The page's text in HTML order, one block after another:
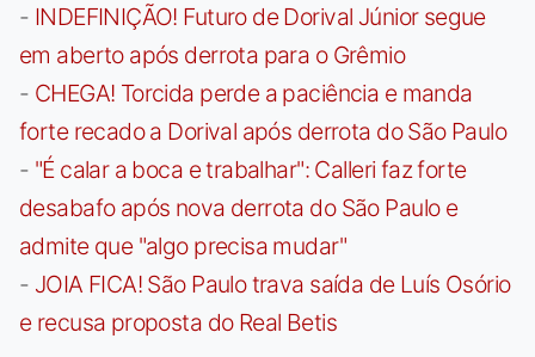
- INDEFINIÇÃO! Futuro de Dorival Júnior segue
em aberto após derrota para o Grêmio
- CHEGA! Torcida perde a paciência e manda
forte recado a Dorival após derrota do São Paulo
- "É calar a boca e trabalhar": Calleri faz forte
desabafo após nova derrota do São Paulo e
admite que "algo precisa mudar"
- JOIA FICA! São Paulo trava saída de Luís Osório
e recusa proposta do Real Betis